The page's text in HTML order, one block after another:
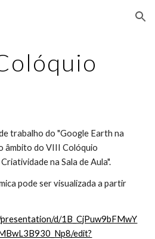
Skip to navigation
trabalho do "Google Earth na
âmbito do VIII Colóquio
na Sala de Aula".
pode ser visualizada a partir
d/1B_CjPuw9bFMwY
edit?